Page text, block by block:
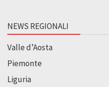
NEWS REGIONALI
Valle d’Aosta
Piemonte
Liguria